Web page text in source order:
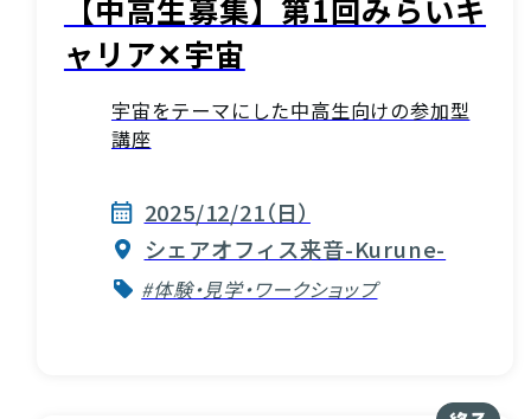
【中高生募集】第1回みらいキ
ャリア✕宇宙
宇宙をテーマにした中高生向けの参加型
講座
2025/12/21（日）
シェアオフィス来音-Kurune-
#体験・見学・ワークショップ